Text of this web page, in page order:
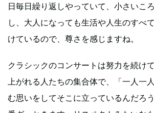
日毎日繰り返しやっていて、小さいこ
し、大人になっても生活や人生のすべ
けているので、尊さを感じますね。
クラシックのコンサートは努力を続け
上がれる人たちの集合体で、「一人一
む思いをしてそこに立っているんだろ